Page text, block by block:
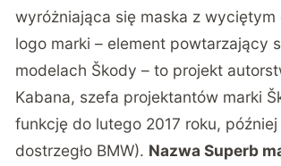
wyróżniająca się maska z wyciętym
logo marki – element powtarzający
modelach Škody – to projekt
Kabana, szefa projektantów marki
funkcję do lutego 2017 roku,
dostrzegło BMW). Nazwa Superb